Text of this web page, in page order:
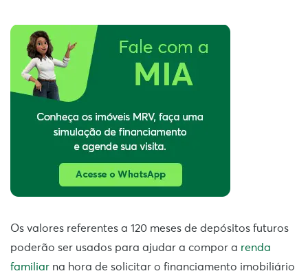
Os valores referentes a 120 meses de depósitos futuros
poderão ser usados para ajudar a compor a renda
familiar na hora de solicitar o financiamento imobiliário